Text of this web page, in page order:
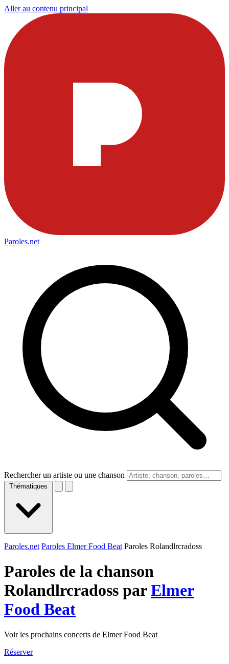
Aller au contenu principal
Paroles.net
Rechercher un artiste ou une chanson
Thématiques
Paroles.net Paroles Elmer Food Beat Paroles Rolandlrcradoss
Paroles de la chanson
Rolandlrcradoss parElmer
Food Beat
Voir les prochains concerts de Elmer Food Beat
Réserver